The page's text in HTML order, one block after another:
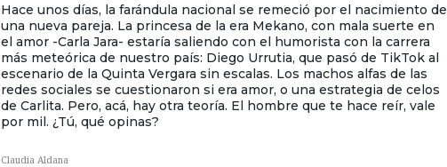
Hace unos días, la farándula nacional se remeció por el nacimiento de
una nueva pareja. La princesa de la era Mekano, con mala suerte en
el amor -Carla Jara- estaría saliendo con el humorista con la carrera
más meteórica de nuestro país: Diego Urrutia, que pasó de TikTok al
escenario de la Quinta Vergara sin escalas. Los machos alfas de las
redes sociales se cuestionaron si era amor, o una estrategia de celos
de Carlita. Pero, acá, hay otra teoría. El hombre que te hace reír, vale
por mil. ¿Tú, qué opinas?
Claudia Aldana